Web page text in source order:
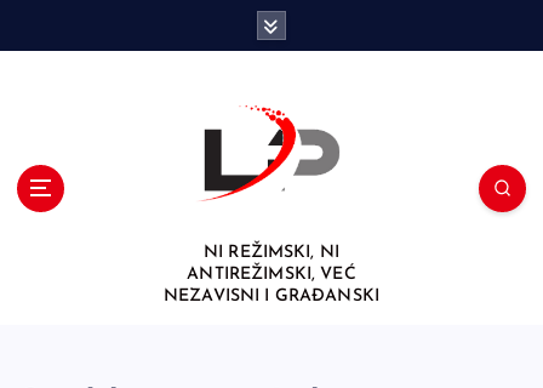
NI REŽIMSKI, NI
ANTIREŽIMSKI, VEĆ
NEZAVISNI I GRAĐANSKI